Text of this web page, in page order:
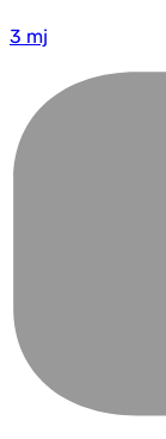
3 mj